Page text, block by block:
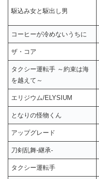
駆込み女と駆出し男
コーヒーが冷めないうちに
ザ・コア
タクシー運転手 ～約束は海
を越えて～
エリジウム/ELYSIUM
となりの怪物くん
アップグレード
刀剣乱舞-継承-
タクシー運転手